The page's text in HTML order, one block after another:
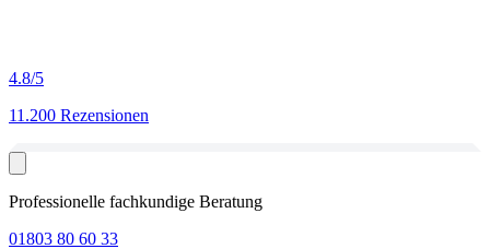
4.8/5
11.200 Rezensionen
Professionelle fachkundige Beratung
01803 80 60 33